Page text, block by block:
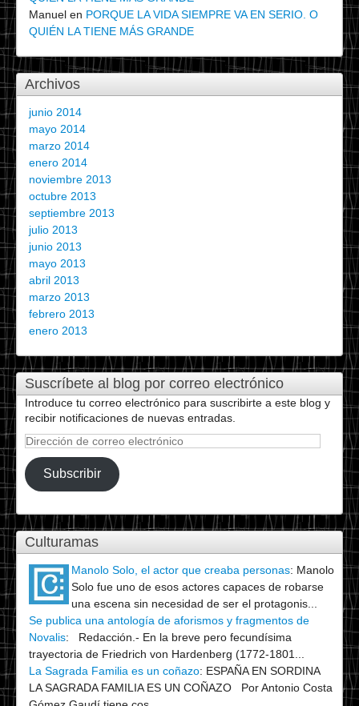
Manuel en PORQUE LA VIDA SIEMPRE VA EN SERIO. O
QUIÉN LA TIENE MÁS GRANDE
Archivos
junio 2014
mayo 2014
marzo 2014
enero 2014
noviembre 2013
octubre 2013
septiembre 2013
julio 2013
junio 2013
mayo 2013
abril 2013
marzo 2013
febrero 2013
enero 2013
Suscríbete al blog por correo electrónico
Introduce tu correo electrónico para suscribirte a este blog y
recibir notificaciones de nuevas entradas.
Dirección
correo
electrónico
Subscribir
Culturamas
Manolo Solo, el actor que creaba personas: Manolo
Solo fue uno de esos actores capaces de robarse
una escena sin necesidad de ser el protagonis...
Se publica una antología de aforismos y fragmentos de
Novalis:
Redacción.- En la breve pero fecundísima
trayectoria de Friedrich von Hardenberg (1772-1801...
La Sagrada Familia es un coñazo: ESPAÑA EN SORDINA
LA SAGRADA FAMILIA ES UN COÑAZO Por Antonio Costa